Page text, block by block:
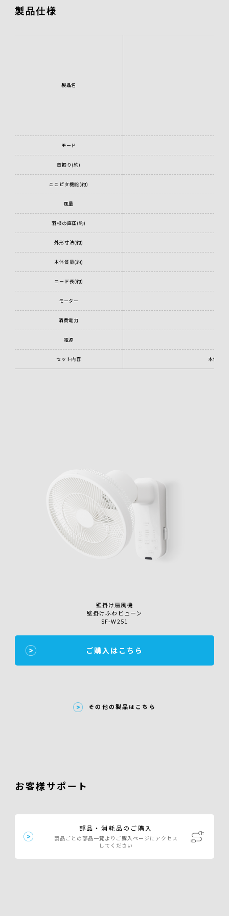
製品仕様
製品名
モード
首振り(約)
ここピタ機能(約)
風量
羽根の直径(約)
外形寸法(約)
本体質量(約)
コード長(約)
モーター
消費電力
電源
セット内容 本体、
壁掛け扇風機
壁掛けふわビューン
SF-W251
ご購入はこちら
その他の製品はこちら
お客様サポート
部品・消耗品のご購入
製品ごとの部品一覧よりご購入ページにアクセス
してください